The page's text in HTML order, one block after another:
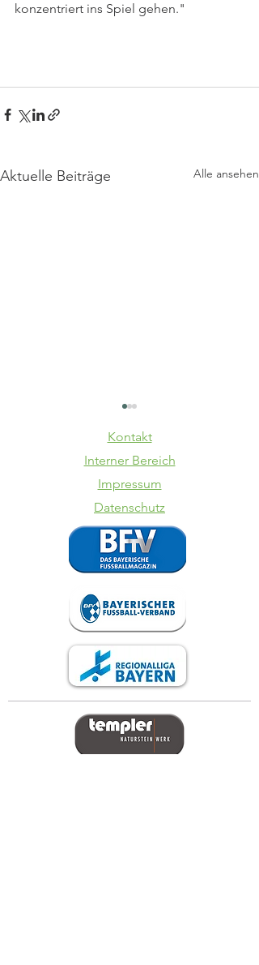
konzentriert ins Spiel gehen."
Aktuelle Beiträge Alle ansehen
TSV
Schwaben
Augsburg -
VfB
Kontakt
Interner Bereich
Impressum
Datenschutz